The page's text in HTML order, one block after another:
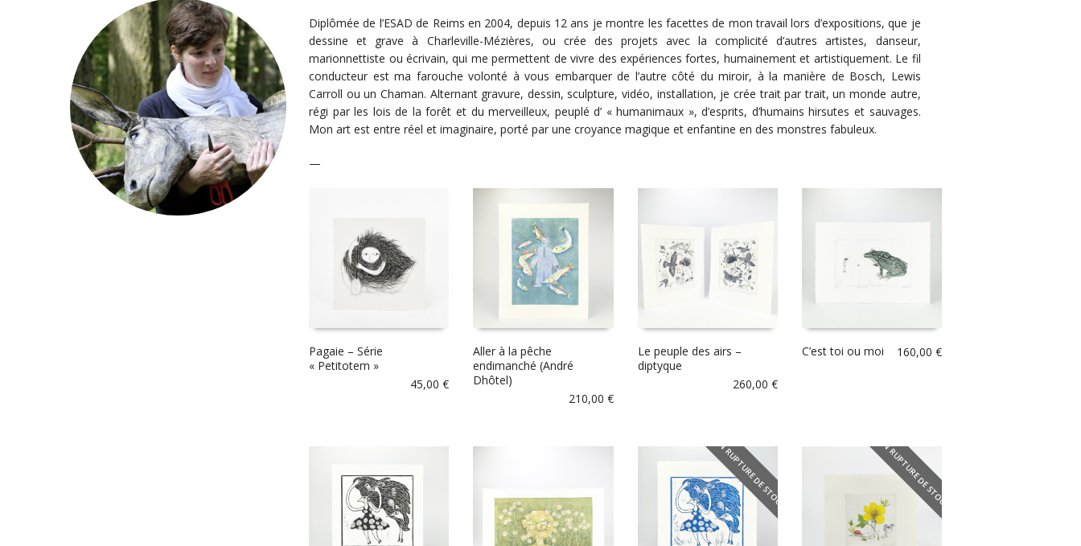
Diplômée de l’ESAD de Reims en 2004, depuis 12 ans je montre les facettes de mon travail lors d’expositions, que je
dessine et grave à Charleville-Mézières, ou crée des projets avec la complicité d’autres artistes, danseur,
marionnettiste ou écrivain, qui me permettent de vivre des expériences fortes, humainement et artistiquement. Le fil
conducteur est ma farouche volonté à vous embarquer de l’autre côté du miroir, à la manière de Bosch, Lewis
Carroll ou un Chaman. Alternant gravure, dessin, sculpture, vidéo, installation, je crée trait par trait, un monde autre,
régi par les lois de la forêt et du merveilleux, peuplé d’ « humanimaux », d’esprits, d’humains hirsutes et sauvages.
Mon art est entre réel et imaginaire, porté par une croyance magique et enfantine en des monstres fabuleux.
—
Pagaie – Série
« Petitotem »
45,00€
Aller à la pêche
endimanché (André
Dhôtel)
210,00 €
Le peuple des airs –
diptyque
260,00€
C’est toi ou moi 160,00€
EN RUPTURE DE STOCK EN RUPTURE DE STOCK